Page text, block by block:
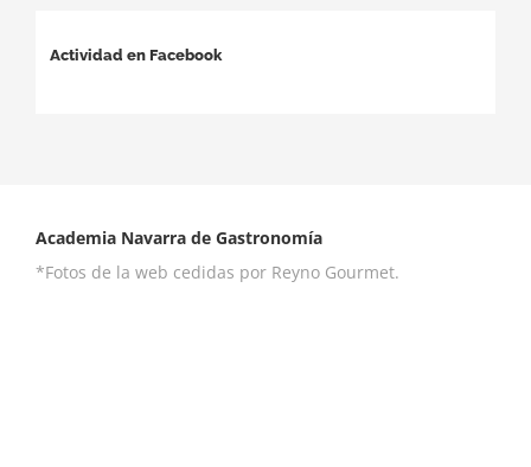
Actividad en Facebook
Academia Navarra de Gastronomía
*Fotos de la web cedidas por Reyno Gourmet.